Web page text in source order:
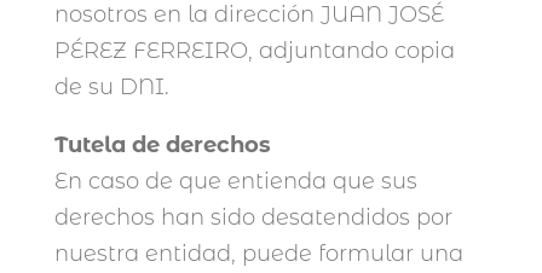
nosotros en la dirección JUAN JOSÉ
PÉREZ FERREIRO, adjuntando copia
de su DNI.
Tutela de derechos
En caso de que entienda que sus
derechos han sido desatendidos por
nuestra entidad, puede formular una